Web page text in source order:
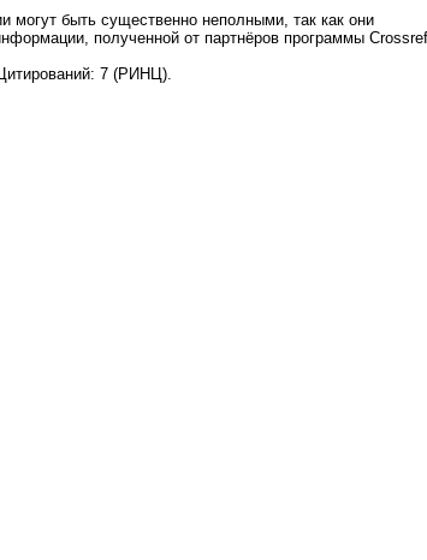
могут быть существенно неполными, так как они
полученной от партнёров программы Crossref
7 (РИНЦ).